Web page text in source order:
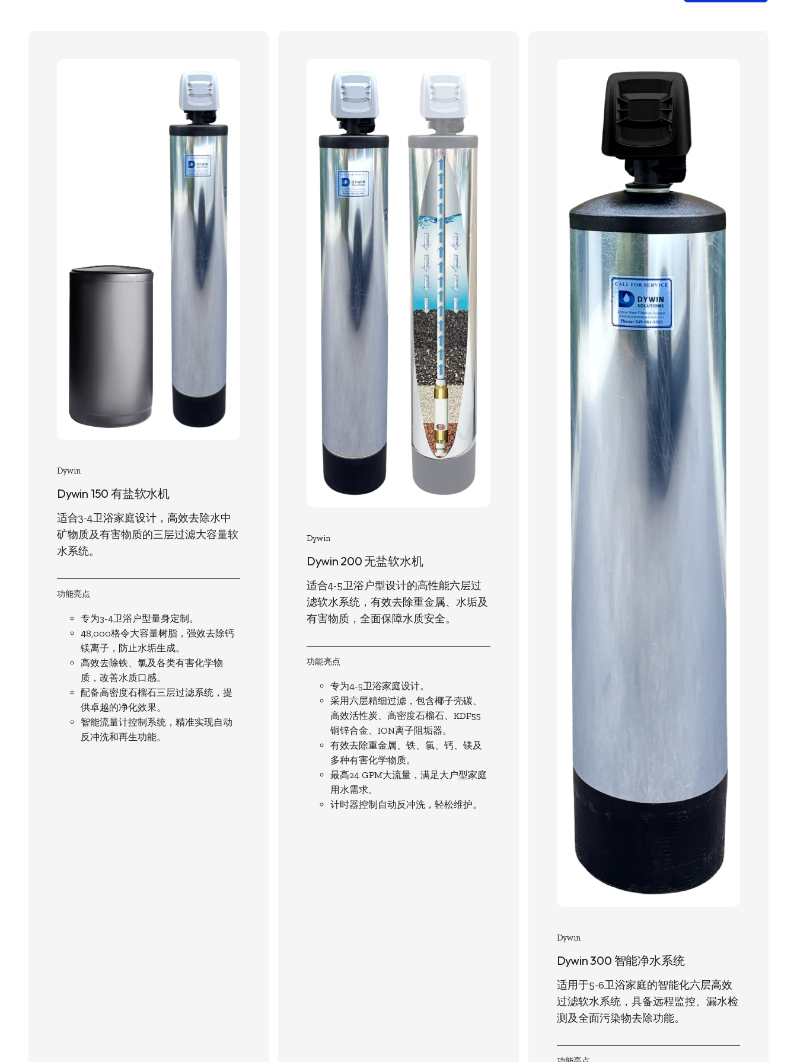
Dywin
Dywin 150 有盐软水机
适合3-4卫浴家庭设计，高效去除水中
矿物质及有害物质的三层过滤大容量软
水系统。
功能亮点
专为3-4卫浴户型量身定制。
48,000格令大容量树脂，强效去除钙
镁离子，防止水垢生成。
高效去除铁、氯及各类有害化学物
质，改善水质口感。
配备高密度石榴石三层过滤系统，提
供卓越的净化效果。
智能流量计控制系统，精准实现自动
反冲洗和再生功能。
Dywin
Dywin 200 无盐软水机
适合4-5卫浴户型设计的高性能六层过
滤软水系统，有效去除重金属、水垢及
有害物质，全面保障水质安全。
功能亮点
专为4-5卫浴家庭设计。
采用六层精细过滤，包含椰子壳碳、
高效活性炭、高密度石榴石、KDF55
铜锌合金、ION离子阻垢器。
有效去除重金属、铁、氯、钙、镁及
多种有害化学物质。
最高24 GPM大流量，满足大户型家庭
用水需求。
计时器控制自动反冲洗，轻松维护。
Dywin
Dywin 300 智能净水系统
适用于5-6卫浴家庭的智能化六层高效
过滤软水系统，具备远程监控、漏水检
测及全面污染物去除功能。